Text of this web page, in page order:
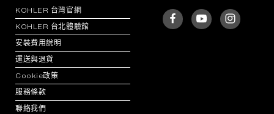
KOHLER 台灣官網
KOHLER 台北體驗館
安裝費用說明
運送與退貨
Cookie政策
服務條款
聯絡我們